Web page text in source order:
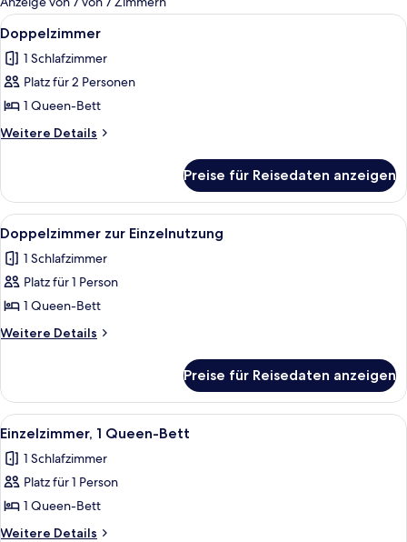
Zimmer
Alle
Fotos
für
Doppelzimmer
anzeigen
Ein modernes Hotelzimmer mit
6
Doppelzimmer
1 Schlafzimmer
Platz für 2 Personen
1 Queen-Bett
Weitere Details
Weitere
Preise für Reisedaten anzeigen
Alle
Fotos
für
Doppelzimmer
zur
Einzelnutzung
Ein ordentlich eingerichtetes
6
Doppelzimmer zur Einzelnutzung
1 Schlafzimmer
Platz für 1 Person
1 Queen-Bett
Weitere Details
Weitere
zur
Einzelnutzung
Preise für Reisedaten anzeigen
Alle
Fotos
für
Einzelzimmer,
1
Queen-
Ein Hotelzimmer mit Bett,
5
Einzelzimmer, 1 Queen-Bett
1 Schlafzimmer
Platz für 1 Person
1 Queen-Bett
Weitere Details
Weitere